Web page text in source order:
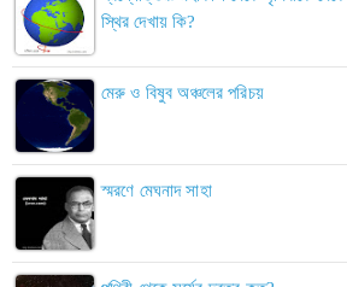
স্থির দেখায় কি?
মেরু ও বিষুব অঞ্চলের পরিচয়
স্মরণে মেঘনাদ সাহা